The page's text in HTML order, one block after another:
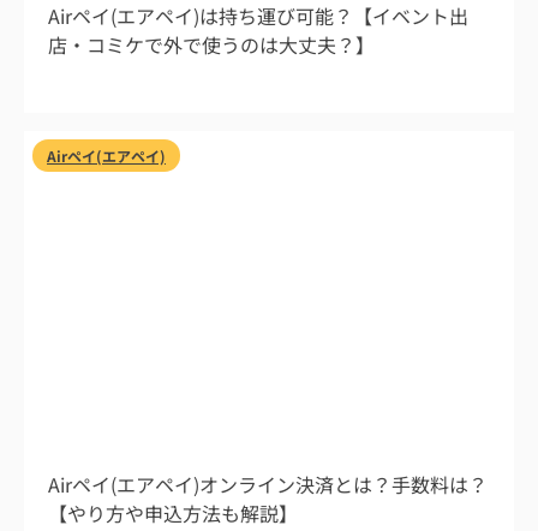
Airペイ(エアペイ)は持ち運び可能？【イベント出
店・コミケで外で使うのは大丈夫？】
Airペイ(エアペイ)
Airペイ(エアペイ)オンライン決済とは？手数料は？
【やり方や申込方法も解説】